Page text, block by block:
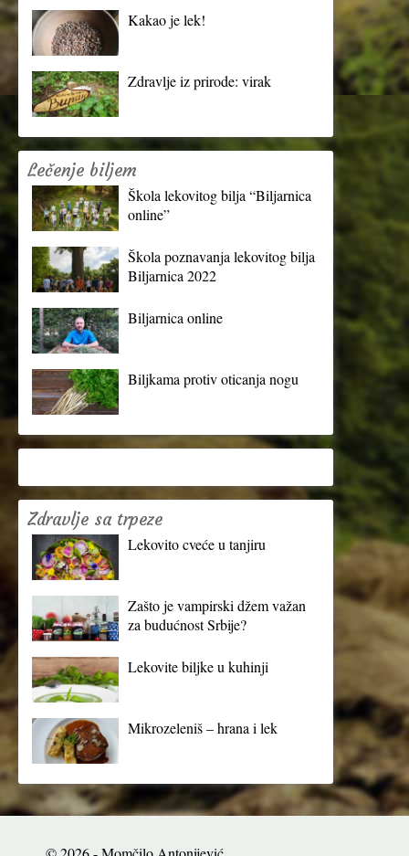
Kakao je lek!
Zdravlje iz prirode: virak
Lečenje biljem
Škola lekovitog bilja “Biljarnica
online”
Škola poznavanja lekovitog bilja
Biljarnica 2022
Biljarnica online
Biljkama protiv oticanja nogu
Zdravlje sa trpeze
Lekovito cveće u tanjiru
Zašto je vampirski džem važan
za budućnost Srbije?
Lekovite biljke u kuhinji
Mikrozeleniš – hrana i lek